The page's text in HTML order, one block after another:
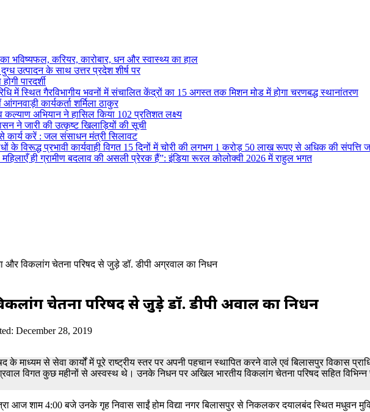
भविष्यफल, करियर, कारोबार, धन और स्वास्थ्य का हाल
उत्पादन के साथ उत्तर प्रदेश शीर्ष पर
पारदर्शी
में स्थित गैरविभागीय भवनों में संचालित केंद्रों का 15 अगस्त तक मिशन मोड में होगा चरणबद्ध स्थानांतरण
कार्यकर्ता शर्मिला ठाकुर
कल्याण अभियान ने हासिल किया 102 प्रतिशत लक्ष्य
ने जारी की उत्कृष्ट खिलाड़ियों की सूची
कार्य करें : जल संसाधन मंत्री सिलावट
के विरूद्ध प्रभावी कार्यवाही विगत 15 दिनों में चोरी की लगभग 1 करोड़ 50 लाख रूपए से अधिक की संपत्ति
ही ग्रामीण बदलाव की असली प्रेरक हैं”: इंडिया रूरल कोलोक्वी 2026 में राहुल भगत
और विकलांग चेतना परिषद से जुड़े डॉ. डीपी अग्रवाल का निधन
चेतना परिषद से जुड़े डॉ. डीपी अग्रवाल का निधन
December 28, 2019
के माध्यम से सेवा कार्यों में पूरे राष्ट्रीय स्तर पर अपनी पहचान स्थापित करने वाले एवं बिलासपुर विकास
विगत कुछ महीनों से अस्वस्थ थे। उनके निधन पर अखिल भारतीय विकलांग चेतना परिषद सहित
आज शाम 4:00 बजे उनके गृह निवास साईं होम विद्या नगर बिलासपुर से निकलकर दयालबंद स्थित मधुवन